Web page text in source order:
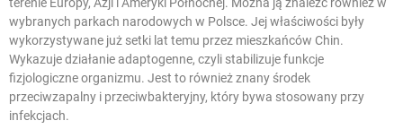
wybranych parkach narodowych w Polsce. Jej właściwości były
wykorzystywane już setki lat temu przez mieszkańców Chin.
Wykazuje działanie adaptogenne, czyli stabilizuje funkcje
fizjologiczne organizmu. Jest to również znany środek
przeciwzapalny i przeciwbakteryjny, który bywa stosowany przy
infekcjach.